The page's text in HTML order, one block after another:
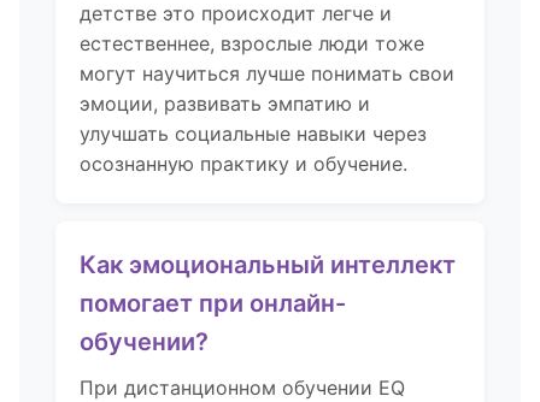
детстве это происходит легче и
естественнее, взрослые люди тоже
могут научиться лучше понимать свои
эмоции, развивать эмпатию и
улучшать социальные навыки через
осознанную практику и обучение.
Как эмоциональный интеллект
помогает при онлайн-
обучении?
При дистанционном обучении EQ